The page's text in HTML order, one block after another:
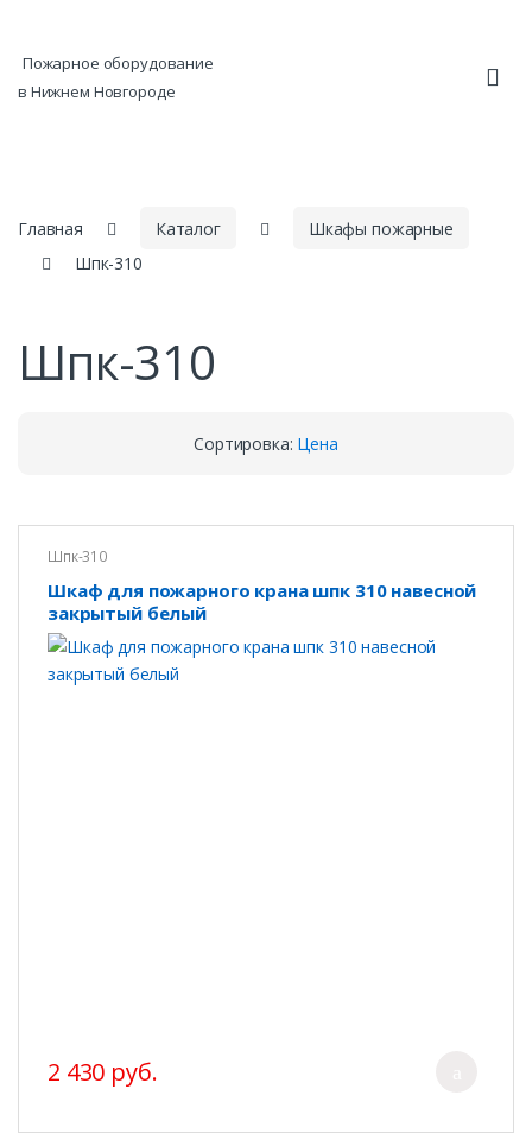
Пожарное оборудование
в Нижнем Новгороде
Главная Каталог
Шкафы пожарные
Шпк-310
Шпк-310
Сортировка: Цена
Шпк-310
Шкаф для пожарного крана шпк 310 навесной
закрытый белый
2 430 руб.